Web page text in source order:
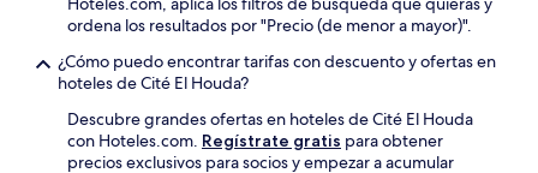
ordena los resultados por "Precio (de menor a mayor)".
¿Cómo puedo encontrar tarifas con descuento y ofertas en
hoteles de Cité El Houda?
Descubre grandes ofertas en hoteles de Cité El Houda
con Hoteles.com. Regístrate gratis para obtener
precios exclusivos para socios y empezar a acumular